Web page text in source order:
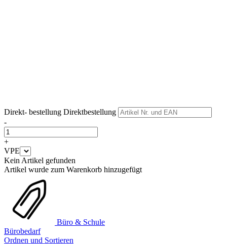
Direkt- bestellung Direktbestellung
-
+
VPE
Kein Artikel gefunden
Artikel wurde zum Warenkorb hinzugefügt
Büro & Schule
Bürobedarf
Ordnen und Sortieren